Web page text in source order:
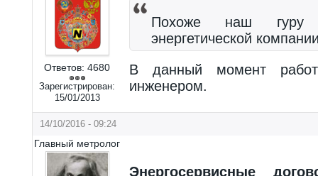
Ответов: 4680
Зарегистрирован:
15/01/2013
Похоже наш гуру
энергетической
В данный момент
инженером.
14/10/2016 - 09:24
Главный метролог
Энергосервисные